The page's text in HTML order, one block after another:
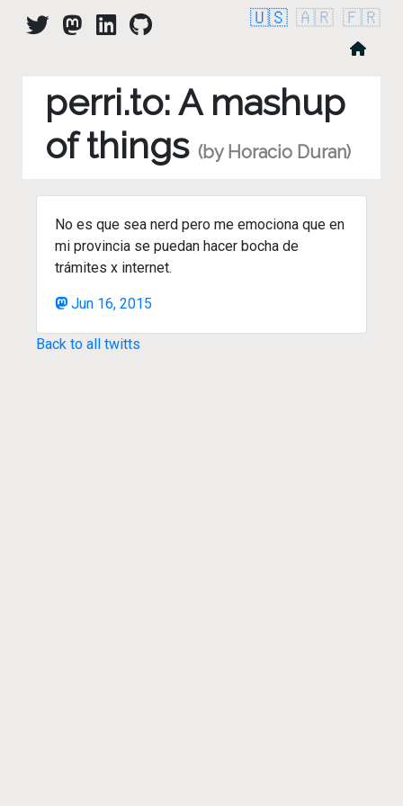
🇺🇸 🇦🇷 🇫🇷
perri.to: A mashup
of things (by Horacio Duran)
No es que sea nerd pero me emociona que en
mi provincia se puedan hacer bocha de
trámites x internet.
Jun 16, 2015
Back to all twitts